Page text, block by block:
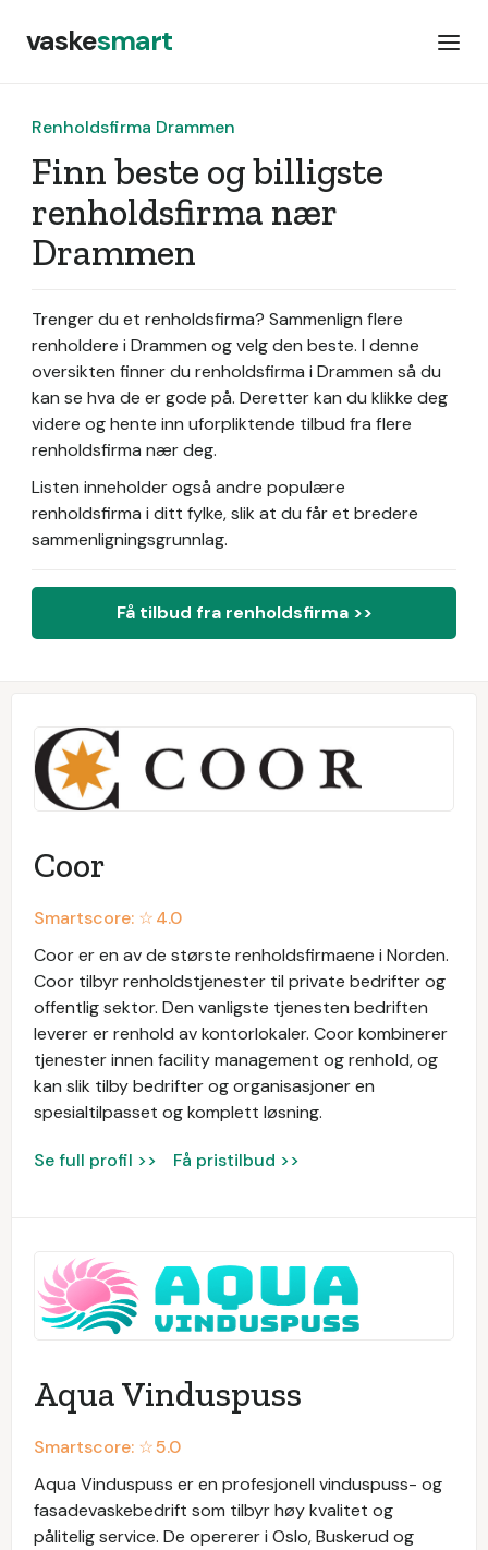
vaskesmart
Renholdsfirma Drammen
Finn beste og billigste
renholdsfirma nær
Drammen
Trenger du et renholdsfirma? Sammenlign flere
renholdere i Drammen og velg den beste. I denne
oversikten finner du renholdsfirma i Drammen så du
kan se hva de er gode på. Deretter kan du klikke deg
videre og hente inn uforpliktende tilbud fra flere
renholdsfirma nær deg.
Listen inneholder også andre populære
renholdsfirma i ditt fylke, slik at du får et bredere
sammenligningsgrunnlag.
Få tilbud fra renholdsfirma >>
Coor
Smartscore: ☆4.0
Coor er en av de største renholdsfirmaene i Norden.
Coor tilbyr renholdstjenester til private bedrifter og
offentlig sektor. Den vanligste tjenesten bedriften
leverer er renhold av kontorlokaler. Coor kombinerer
tjenester innen facility management og renhold, og
kan slik tilby bedrifter og organisasjoner en
spesialtilpasset og komplett løsning.
Se full profil >> Få pristilbud >>
Aqua Vinduspuss
Smartscore: ☆5.0
Aqua Vinduspuss er en profesjonell vinduspuss- og
fasadevaskebedrift som tilbyr høy kvalitet og
pålitelig service. De opererer i Oslo, Buskerud og